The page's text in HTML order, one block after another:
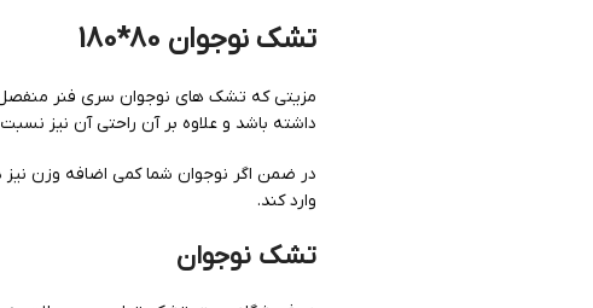
تشک نوجوان 80*180
مزیتی که تشک های نوجوان سری فنر منفصل
داشته باشد و علاوه بر آن راحتی آن نیز
در ضمن اگر نوجوان شما کمی اضافه وزن
وارد کند.
تشک نوجوان